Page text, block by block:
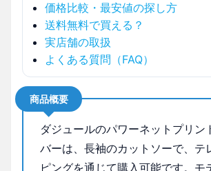
価格比較・最安値の探し方
送料無料で買える？
実店舗の取扱
よくある質問（FAQ）
商品概要
ダジュールのパワーネットプリン
バーは、長袖のカットソーで、テ
ピングを通じて購入可能です。モ